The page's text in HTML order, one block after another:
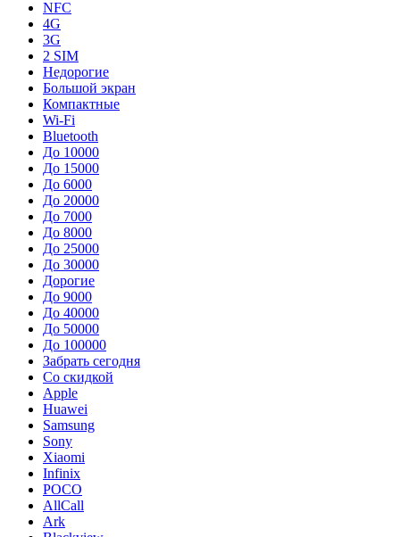
NFC
4G
3G
2 SIM
Недорогие
Большой экран
Компактные
Wi-Fi
Bluetooth
До 10000
До 15000
До 6000
До 20000
До 7000
До 8000
До 25000
До 30000
Дорогие
До 9000
До 40000
До 50000
До 100000
Забрать сегодня
Со скидкой
Apple
Huawei
Samsung
Sony
Xiaomi
Infinix
POCO
AllCall
Ark